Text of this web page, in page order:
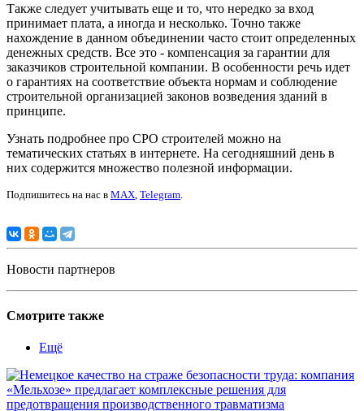
Также следует учитывать еще и то, что нередко за вход
принимает плата, а иногда и несколько. Точно также
нахождение в данном объединении часто стоит определенных
денежных средств. Все это - компенсация за гарантии для
заказчиков строительной компании. В особенности речь идет
о гарантиях на соответствие объекта нормам и соблюдение
строительной организацией законов возведения зданий в
принципе.
Узнать подробнее про CPO строителей можно на
тематических статьях в интернете. На сегодняшний день в
них содержится множество полезной информации.
Подпишитесь на нас в MAX Telegram
Новости партнеров
Смотрите также
Ещё